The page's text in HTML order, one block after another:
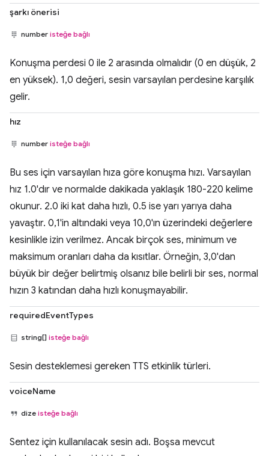
şarkı önerisi
number isteğe bağlı
Konuşma perdesi 0 ile 2 arasında olmalıdır (0 en düşük, 2
en yüksek). 1,0 değeri, sesin varsayılan perdesine karşılık
gelir.
hız
number isteğe bağlı
Bu ses için varsayılan hıza göre konuşma hızı. Varsayılan
hız 1.0'dır ve normalde dakikada yaklaşık 180-220 kelime
okunur. 2.0 iki kat daha hızlı, 0.5 ise yarı yarıya daha
yavaştır. 0,1'in altındaki veya 10,0'ın üzerindeki değerlere
kesinlikle izin verilmez. Ancak birçok ses, minimum ve
maksimum oranları daha da kısıtlar. Örneğin, 3,0'dan
büyük bir değer belirtmiş olsanız bile belirli bir ses, normal
hızın 3 katından daha hızlı konuşmayabilir.
requiredEventTypes
string[] isteğe bağlı
Sesin desteklemesi gereken TTS etkinlik türleri.
voiceName
dize isteğe bağlı
Sentez için kullanılacak sesin adı. Boşsa mevcut